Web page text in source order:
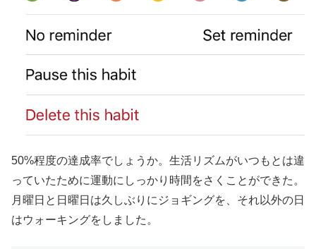
50%程度の達成率でしょうか。生活リズムがいつもとは違
っていたために運動にしっかり時間をさくことができた。
月曜日と日曜日は久しぶりにジョギングを、それ以外の日
はウォーキングをしました。